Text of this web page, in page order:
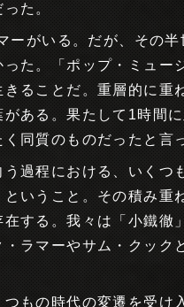
た。
がいる。だが、その半
た。「ポップ・ミュー
ることだ。重層的に重
ある。果たして1時間
同質のものだったと言
過程における、いくつ
いうこと。その積み重
する。我々は「小鐵徹
ラマーやサム・クック
もの時代の変遷を受け